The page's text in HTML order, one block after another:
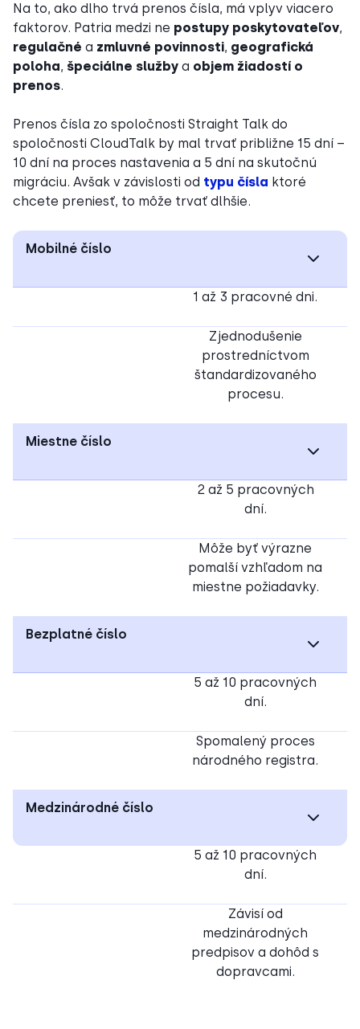
Na to, ako dlho trvá prenos čísla, má vplyv viacero
faktorov. Patria medzi ne postupy poskytovateľov,
regulačné a zmluvné povinnosti, geografická
poloha, špeciálne služby a objem žiadostí o
prenos.
Prenos čísla zo spoločnosti Straight Talk do
spoločnosti CloudTalk by mal trvať približne 15 dní –
10 dní na proces nastavenia a 5 dní na skutočnú
migráciu. Avšak v závislosti od typu čísla ktoré
chcete preniesť, to môže trvať dlhšie.
Mobilné číslo
1 až 3 pracovné dni.
Zjednodušenie
prostredníctvom
štandardizovaného
procesu.
Miestne číslo
2 až 5 pracovných
dní.
Môže byť výrazne
pomalší vzhľadom na
miestne požiadavky.
Bezplatné číslo
5 až 10 pracovných
dní.
Spomalený proces
národného registra.
Medzinárodné číslo
5 až 10 pracovných
dní.
Závisí od
medzinárodných
predpisov a dohôd s
dopravcami.